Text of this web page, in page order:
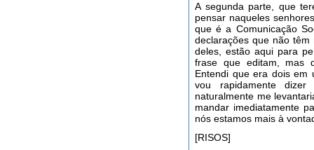
A segunda parte, que
pensar naqueles
que é a Comunicação
declarações que não
deles, estão aqui para
frase que editam, mas
Entendi que era dois
vou rapidamente
naturalmente me
mandar imediatamente
nós estamos mais à
[RISOS]